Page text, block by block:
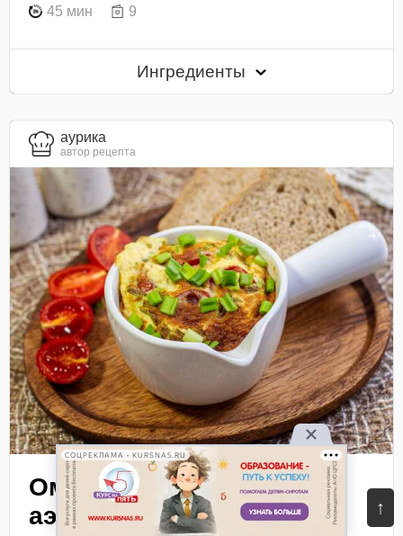
↑
45 мин 9
Ингредиенты
aурика
автор рецепта
Омлет с колбасой в
аэрогриле
СОЦРЕКЛАМА • KURSNA5.RU